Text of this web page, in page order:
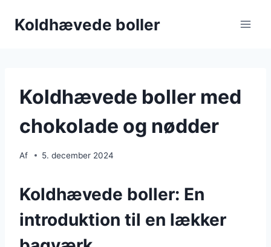
Koldhævede boller
Koldhævede boller med
chokolade og nødder
Af 5. december 2024
Koldhævede boller: En
introduktion til en lækker